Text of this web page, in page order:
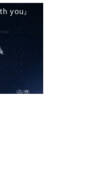
you』